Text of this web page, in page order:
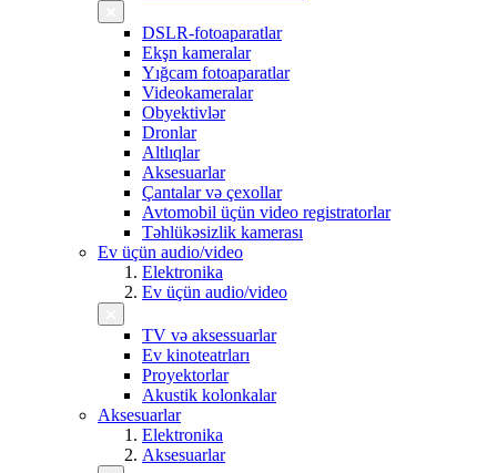
DSLR-fotoaparatlar
Ekşn kameralar
Yığcam fotoaparatlar
Videokameralar
Obyektivlər
Dronlar
Altlıqlar
Aksesuarlar
Çantalar və çexollar
Avtomobil üçün video registratorlar
Təhlükəsizlik kamerası
Ev üçün audio/video
Elektronika
Ev üçün audio/video
TV və aksessuarlar
Ev kinoteatrları
Proyektorlar
Akustik kolonkalar
Aksesuarlar
Elektronika
Aksesuarlar